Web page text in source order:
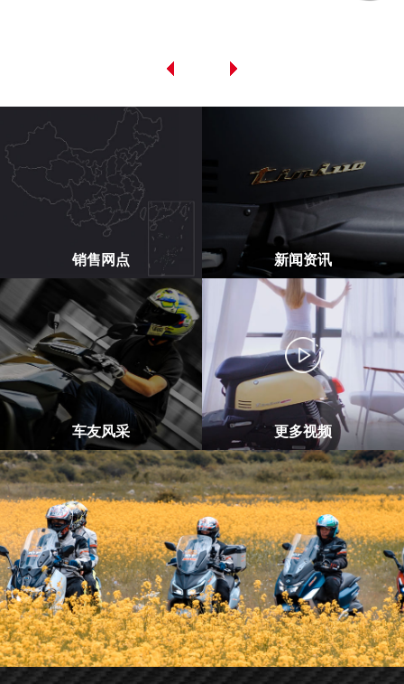
销售网点 新闻资讯
车友风采 更多视频